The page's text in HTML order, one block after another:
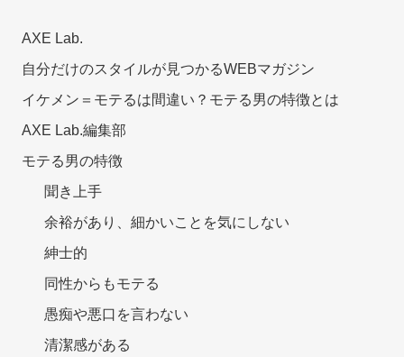
AXE Lab.
自分だけのスタイルが見つかるWEBマガジン
イケメン＝モテるは間違い？モテる男の特徴とは
AXE Lab.編集部
モテる男の特徴
聞き上手
余裕があり、細かいことを気にしない
紳士的
同性からもモテる
愚痴や悪口を言わない
清潔感がある